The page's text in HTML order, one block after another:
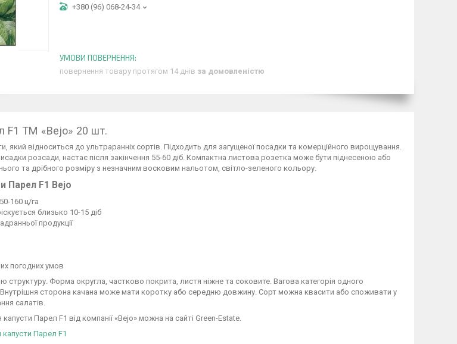
+380 (96) 068-24-34
повернення товару протягом 14 днів за домовленістю
F1 ТМ «Bejo» 20 шт.
який відноситься до ультраранніх сортів. Підходить для загущеної посадки та комерційного вирощування.
розсади, настає після закінчення 55-60 діб. Компактна листова розетка може бути піднесеною або
та дрібного розміру з незначним восковим нальотом, світло-зеленого кольору.
Парел F1 Bejo
160 ц/га
близько 10-15 діб
продукції
погодних умов
структуру. Форма округла, частково покрита, листя ніжне та соковите. Вагова категорія одного
Внутрішня сторона качана може мати коротку або середню довжину. Сорт можна квасити або споживати у
салатів.
Парел F1 від компанії «Bejo» можна на сайті Green-Estate.
капусти Парел F1